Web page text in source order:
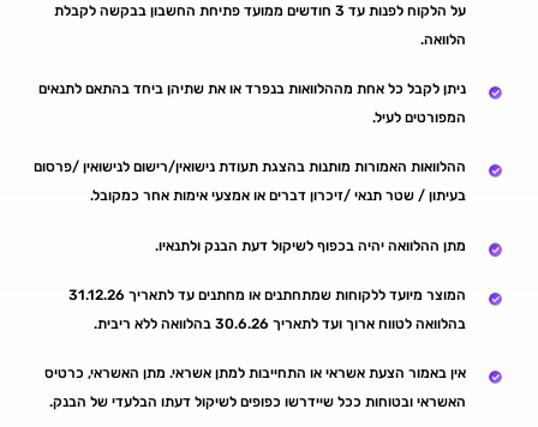
על הלקוח לפנות עד 3 חודשים ממועד פתיחת החשבון בבקשה לקבלת
הלוואה.
ניתן לקבל כל אחת מההלוואות בנפרד או את שתיהן ביחד בהתאם לתנאים
המפורטים לעיל.
ההלוואות האמורות מותנות בהצגת תעודת נישואין/רישום לנישואין /פרסום
בעיתון / שטר תנאי /זיכרון דברים או אמצעי אימות אחר כמקובל.
מתן ההלוואה יהיה בכפוף לשיקול דעת הבנק ולתנאיו.
המוצר מיועד ללקוחות שמתחתנים או מחתנים עד לתאריך 31.12.26
בהלוואה לטווח ארוך ועד לתאריך 30.6.26 בהלוואה ללא ריבית.
אין באמור הצעת אשראי או התחייבות למתן אשראי. מתן האשראי, כרטיס
האשראי ובטוחות ככל שיידרשו כפופים לשיקול דעתו הבלעדי של הבנק.